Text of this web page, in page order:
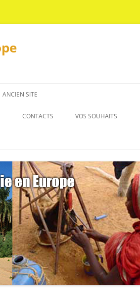
ANCIEN SITE
CONTACTS VOS SOUHAITS